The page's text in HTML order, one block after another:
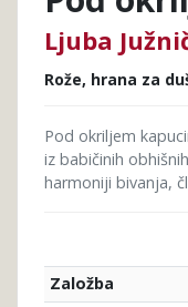
Ljuba
Rože, hrana za
Pod okriljem
iz babičinih
harmoniji bivanja,
Založba